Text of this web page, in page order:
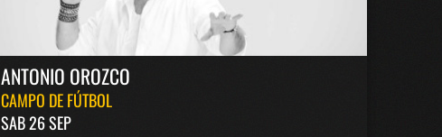
ANTONIO OROZCO
CAMPO DE FÚTBOL
SAB 26 SEP